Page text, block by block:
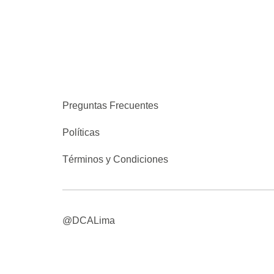
Preguntas Frecuentes
Políticas
Términos y Condiciones
@DCALima